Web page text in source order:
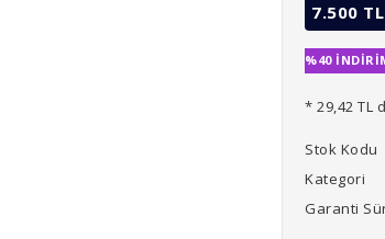
7.500
%40
* 29,42 TL
Stok Kodu
Kategori
Garanti